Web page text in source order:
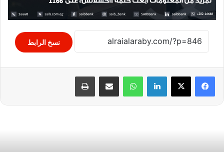
نسخ الرابط
لينكدإن واتساب مشاركة عبر البريد طباعة